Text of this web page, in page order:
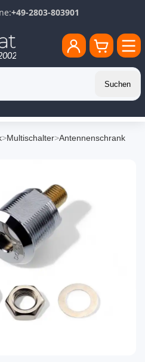
+49-2803-803901
Suchen
>Multischalter>Antennenschrank